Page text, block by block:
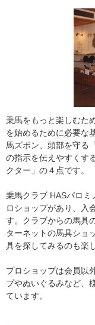
乗馬をもっと楽しむた
を始めるために必要な
馬ズボン、頭部を守る
の指示を伝えやすくす
クター」の４点です。
乗馬クラブ HASパロ
ロショップがあり、入
す。クラブからの馬具
ターネットの馬具ショ
具を探してみるのも楽
プロショップは会員以
プやぬいぐるみなど、
ています。